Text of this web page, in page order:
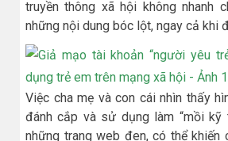
truyền thông xã hội không nhanh
những nội dung bóc lột, ngay cả khi
Việc cha mẹ và con cái nhìn thấy
đánh cắp và sử dụng làm “mồi kỹ
những trang web đen, có thể khiến